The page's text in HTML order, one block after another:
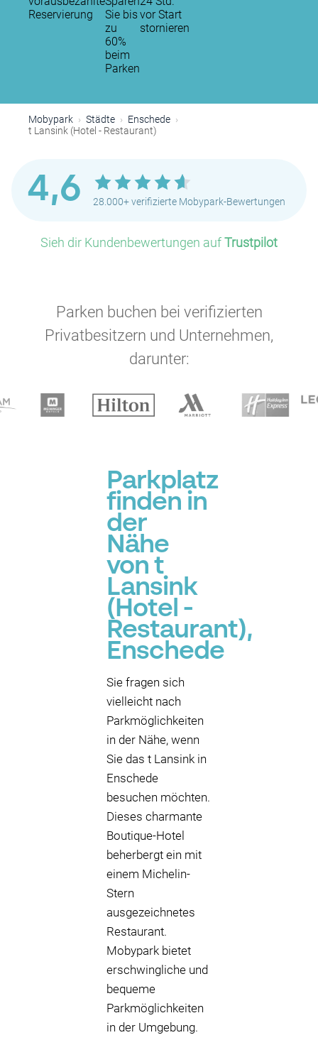
Reservierung
Sie bis
zu
60%
beim
Parken
vor Start
stornieren
Mobypark Städte
Enschede
t Lansink (Hotel - Restaurant)
4,6 28.000+ verifizierte Mobypark-Bewertungen
Sieh dir Kundenbewertungen aufTrustpilot
Parken buchen bei verifizierten
Privatbesitzern und Unternehmen,
darunter:
Parkplatz
finden in
der
Nähe
von t
Lansink
(Hotel -
Restaurant),
Enschede
Sie fragen sich
vielleicht nach
Parkmöglichkeiten
in der Nähe, wenn
Sie das t Lansink in
Enschede
besuchen möchten.
Dieses charmante
Boutique-Hotel
beherbergt ein mit
einem Michelin-
Stern
ausgezeichnetes
Restaurant.
Mobypark bietet
erschwingliche und
bequeme
Parkmöglichkeiten
in der Umgebung.